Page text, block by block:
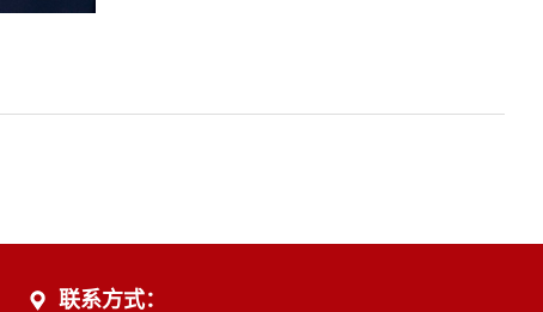
联系方式：